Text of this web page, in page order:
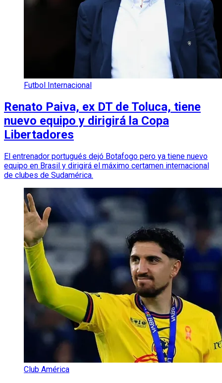
Futbol Internacional
Renato Paiva, ex DT de Toluca, tiene
nuevo equipo y dirigirá la Copa
Libertadores
El entrenador portugués dejó Botafogo pero ya tiene nuevo
equipo en Brasil y dirigirá el máximo certamen internacional
de clubes de Sudamérica.
Club América